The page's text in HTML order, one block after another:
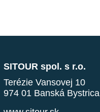
SITOUR spol. s r.o.
Terézie Vansovej 10
974 01 Banská Bystrica